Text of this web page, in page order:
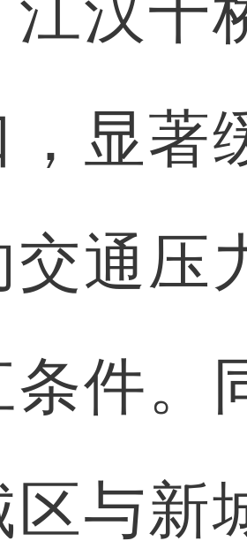
十桥
，显著
交通压
条件。
区与新